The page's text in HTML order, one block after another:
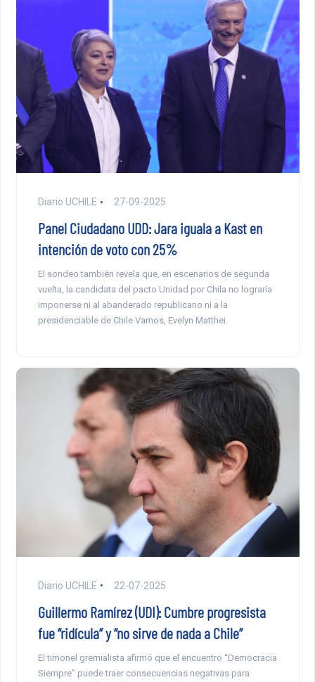
Diario UCHILE 27-09-2025
Panel Ciudadano UDD: Jara iguala a Kast en
intención de voto con 25%
El sondeo también revela que, en escenarios de segunda
vuelta, la candidata del pacto Unidad por Chila no lograría
imponerse ni al abanderado republicano ni a la
presidenciable de Chile Vamos, Evelyn Matthei.
Diario UCHILE 22-07-2025
Guillermo Ramírez (UDI): Cumbre progresista
fue “ridícula” y “no sirve de nada a Chile”
El timonel gremialista afirmó que el encuentro “Democracia
Siempre” puede traer consecuencias negativas para